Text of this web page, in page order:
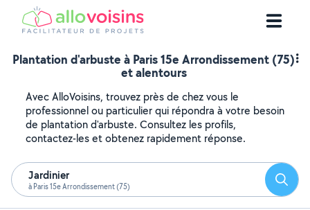
Plantation d'arbuste à Paris 15e Arrondissement (75)
et alentours
Avec AlloVoisins, trouvez près de chez vous le
professionnel ou particulier qui répondra à votre besoin
de plantation d'arbuste. Consultez les profils,
contactez-les et obtenez rapidement réponse.
Jardinier
à Paris 15e Arrondissement (75)